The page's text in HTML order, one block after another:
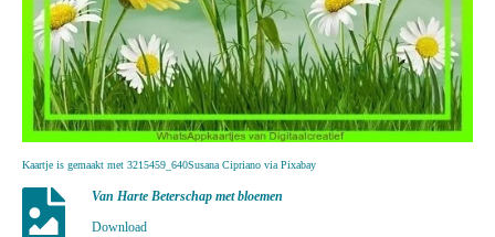
Kaartje is gemaakt met 3215459_640Susana Cipriano via Pixabay
Van Harte Beterschap met bloemen
Download